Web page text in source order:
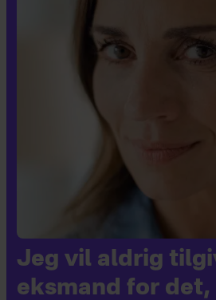
Jeg vil aldrig
eksmand for det,